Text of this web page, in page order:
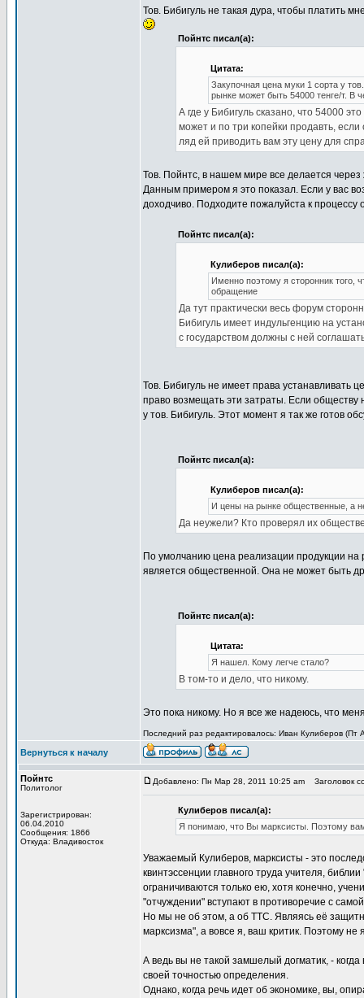
Тов. Бибигуль не такая дура, чтобы платить
Пойнтс писал(а):
Цитата:
Закупочная цена муки 1 сорта у
рынке может быть 54000 тенге/т. В
А где у Бибигуль сказано, что 54000
может и по три копейки продавть,
ляд ей приводить вам эту цену для
Тов. Пойнтс, в нашем мире все делается
Данным примером я это показал. Если у вас
доходчиво. Подходите пожалуйста к
Пойнтс писал(а):
Кулиберов писал(а):
Именно поэтому я сторонник того,
обращение
Да тут практически весь форум
Бибигуль имеет индульгенцию на
с государством должны с ней
Тов. Бибигуль не имеет права устанавливать
право возмещать эти затраты. Если обществу
у тов. Бибигуль. Этот момент я так же готов
Пойнтс писал(а):
Кулиберов писал(а):
И цены на рынке общественные, а
Да неужели? Кто проверял их
По умолчанию цена реализации продукции
является общественной. Она не может быть
Пойнтс писал(а):
Цитата:
Я нашел. Кому легче стало?
В том-то и дело, что никому.
Это пока никому. Но я все же надеюсь, что
Последний раз редактировалось: Иван Кулиберов (Пт
Вернуться к началу
Пойнтс
Политолог
Зарегистрирован:
06.04.2010
Сообщения: 1866
Откуда: Владивосток
Добавлено: Пн Мар 28, 2011 10:25 am Заголовок
Кулиберов писал(а):
Я понимаю, что Вы марксисты. Поэтому
Уважаемый Кулиберов, марксисты - это
квинтэссенции главного труда учителя,
ограничиваются только ею, хотя конечно,
"отчуждении" вступают в противоречие с
Но мы не об этом, а об ТТС. Являясь её
марксизма", а вовсе я, ваш критик. Поэтому
А ведь вы не такой замшелый догматик, -
своей точностью определения.
Однако, когда речь идет об экономике, вы,